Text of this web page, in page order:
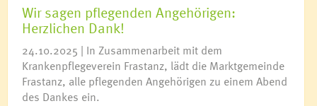
Wir sagen pflegenden Angehörigen:
Herzlichen Dank!
24.10.2025 | In Zusammenarbeit mit dem
Krankenpflegeverein Frastanz, lädt die Marktgemeinde
Frastanz, alle pflegenden Angehörigen zu einem Abend
des Dankes ein.